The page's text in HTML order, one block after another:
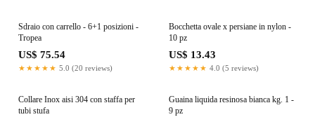
Sdraio con carrello - 6+1 posizioni -
Tropea
US$ 75.54
★★★★★ 5.0 (20 reviews)
Bocchetta ovale x persiane in nylon -
10 pz
US$ 13.43
★★★★★ 4.0 (5 reviews)
Collare Inox aisi 304 con staffa per
tubi stufa
Guaina liquida resinosa bianca kg. 1 -
9 pz